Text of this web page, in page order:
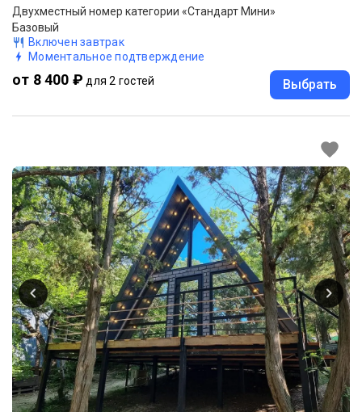
Двухместный номер категории «Стандарт Мини»
Базовый
Включен завтрак
Моментальное подтверждение
от 8 400 ₽ для 2 гостей Выбрать